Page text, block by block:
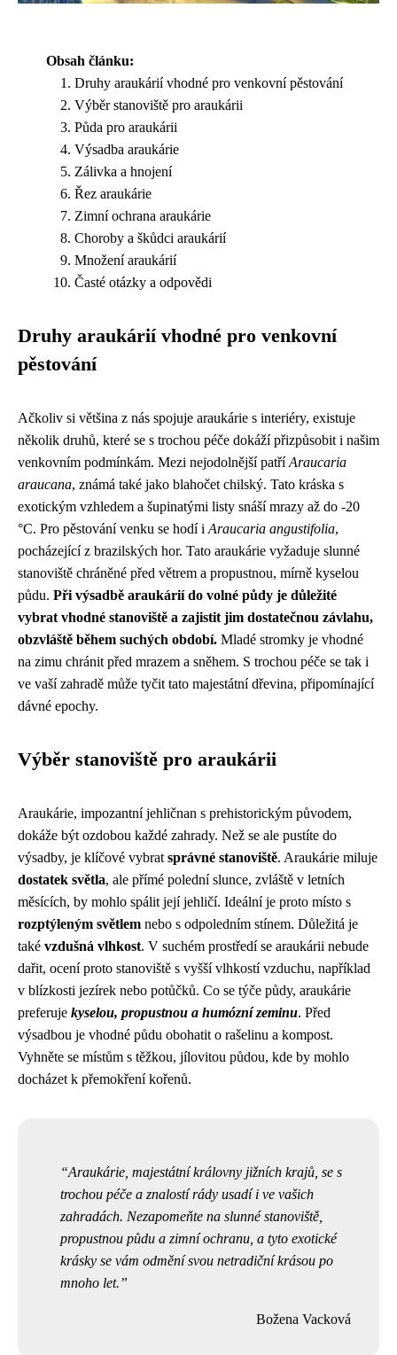
Obsah článku:
Druhy araukárií vhodné pro venkovní pěstování
Výběr stanoviště pro araukárii
Půda pro araukárii
Výsadba araukárie
Zálivka a hnojení
Řez araukárie
Zimní ochrana araukárie
Choroby a škůdci araukárií
Množení araukárií
Časté otázky a odpovědi
Druhy araukárií vhodné pro venkovní
pěstování
Ačkoliv si většina z nás spojuje araukárie s interiéry, existuje
několik druhů, které se s trochou péče dokáží přizpůsobit i našim
venkovním podmínkám. Mezi nejodolnější patříAraucaria
araucana, známá také jako blahočet chilský. Tato kráska s
exotickým vzhledem a šupinatými listy snáší mrazy až do -20
°C. Pro pěstování venku se hodí i Araucaria angustifolia,
pocházející z brazilských hor. Tato araukárie vyžaduje slunné
stanoviště chráněné před větrem a propustnou, mírně kyselou
půdu. Při výsadbě araukárií do volné půdy je důležité
vybrat vhodné stanoviště a zajistit jim dostatečnou závlahu,
obzvláště během suchých období. Mladé stromky je vhodné
na zimu chránit před mrazem a sněhem. S trochou péče se tak i
ve vaší zahradě může tyčit tato majestátní dřevina, připomínající
dávné epochy.
Výběr stanoviště pro araukárii
Araukárie, impozantní jehličnan s prehistorickým původem,
dokáže být ozdobou každé zahrady. Než se ale pustíte do
výsadby, je klíčové vybrat správné stanoviště. Araukárie miluje
dostatek světla, ale přímé polední slunce, zvláště v letních
měsících, by mohlo spálit její jehličí. Ideální je proto místo s
rozptýleným světlem nebo s odpoledním stínem. Důležitá je
také vzdušná vlhkost. V suchém prostředí se araukárii nebude
dařit, ocení proto stanoviště s vyšší vlhkostí vzduchu, například
v blízkosti jezírek nebo potůčků. Co se týče půdy, araukárie
preferuje kyselou, propustnou a humózní zeminu. Před
výsadbou je vhodné půdu obohatit o rašelinu a kompost.
Vyhněte se místům s těžkou, jílovitou půdou, kde by mohlo
docházet k přemokření kořenů.
Araukárie, majestátní královny jižních krajů, se s
trochou péče a znalostí rády usadí i ve vašich
zahradách. Nezapomeňte na slunné stanoviště,
propustnou půdu a zimní ochranu, a tyto exotické
krásky se vám odmění svou netradiční krásou po
mnoho let.
Božena Vacková